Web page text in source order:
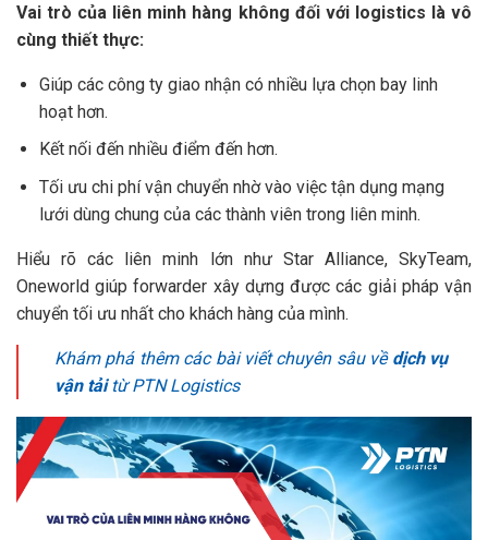
Vai trò của liên minh hàng không đối với logistics là vô
cùng thiết thực:
Giúp các công ty giao nhận có nhiều lựa chọn bay linh
hoạt hơn.
Kết nối đến nhiều điểm đến hơn.
Tối ưu chi phí vận chuyển nhờ vào việc tận dụng mạng
lưới dùng chung của các thành viên trong liên minh.
Hiểu rõ các liên minh lớn như Star Alliance, SkyTeam,
Oneworld giúp forwarder xây dựng được các giải pháp vận
chuyển tối ưu nhất cho khách hàng của mình.
Khám phá thêm các bài viết chuyên sâu về dịch vụ
vận tảitừ PTN Logistics